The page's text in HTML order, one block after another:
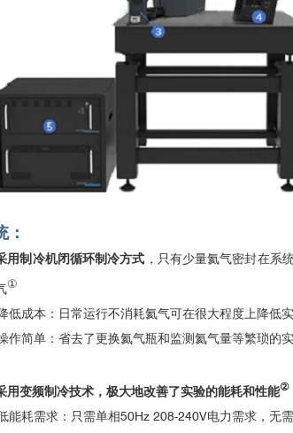
：
用制冷机闭循环制冷方式 ，只有少量氦气密封在系
①
成本：日常运行不消耗氦气可在很大程度上降低实
简单：省去了更换氦气瓶和监测氦气量等繁琐的实
用变频制冷技术，极大地改善了实验的能耗和性能②
耗需求：只需单相50Hz 208-240V电力需求，无需